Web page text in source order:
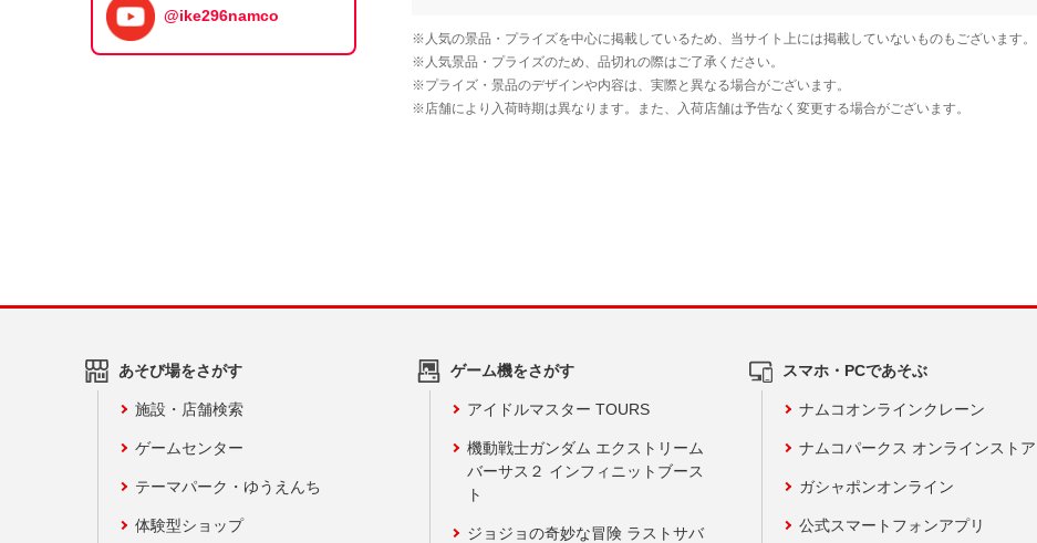
@ike296namco
あそび場をさがす
施設・店舗検索
ゲームセンター
テーマパーク・ゆうえんち
体験型ショップ
ゲーム機をさがす
アイドルマスター TOURS
機動戦士ガンダム エクストリーム
バーサス２ インフィニットブース
ト
ジョジョの奇妙な冒険 ラストサバ
スマホ・PCであそぶ
ナムコオンラインクレーン
ナムコパークス オンラインストア
ガシャポンオンライン
公式スマートフォンアプリ